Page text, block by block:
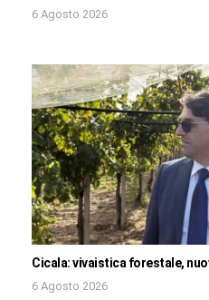
6 Agosto 2026
Cicala: vivaistica forestale,
6 Agosto 2026